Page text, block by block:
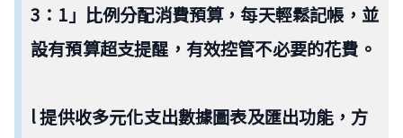
3：1」比例分配消費預算，每天輕鬆記帳，並
設有預算超支提醒，有效控管不必要的花費。
l 提供收多元化支出數據圖表及匯出功能，方